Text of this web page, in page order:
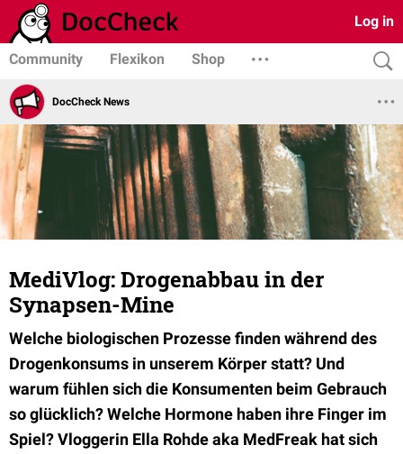
Log in
Community Flexikon Shop
DocCheck News
MediVlog: Drogenabbau in der
Synapsen-Mine
Welche biologischen Prozesse finden während des
Drogenkonsums in unserem Körper statt? Und
warum fühlen sich die Konsumenten beim Gebrauch
so glücklich? Welche Hormone haben ihre Finger im
Spiel? Vloggerin Ella Rohde aka MedFreak hat sich